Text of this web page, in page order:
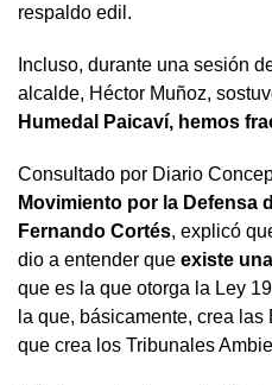
respaldo edil.
Incluso, durante una sesión
alcalde, Héctor Muñoz,
Humedal Paicaví, hemos
Consultado por Diario
Movimiento por la Defensa
Fernando Cortés, explicó
dio a entender que existe
que es la que otorga la Ley
la que, básicamente, crea
que crea los Tribunales